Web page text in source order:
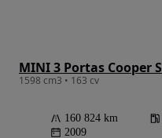
MINI 3 Portas Cooper S
1598 cm3 • 163 cv
160 824 km
2009